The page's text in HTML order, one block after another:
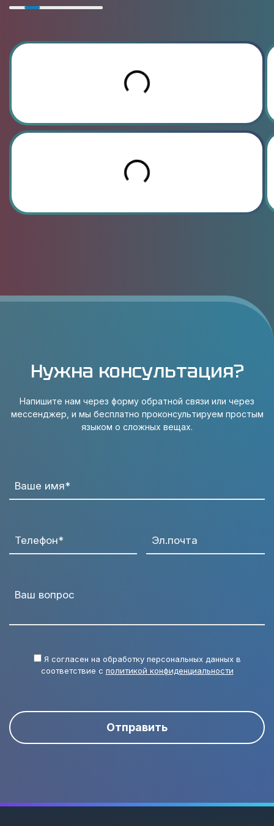
Нужна консультация?
Напишите нам через форму обратной связи или через
мессенджер, и мы бесплатно проконсультируем простым
языком о сложных вещах.
Ваше имя*
Телефон* Эл.почта
Ваш вопрос
Я согласен на обработку персональных данных в
соответствие с политикой конфиденциальности
Отправить